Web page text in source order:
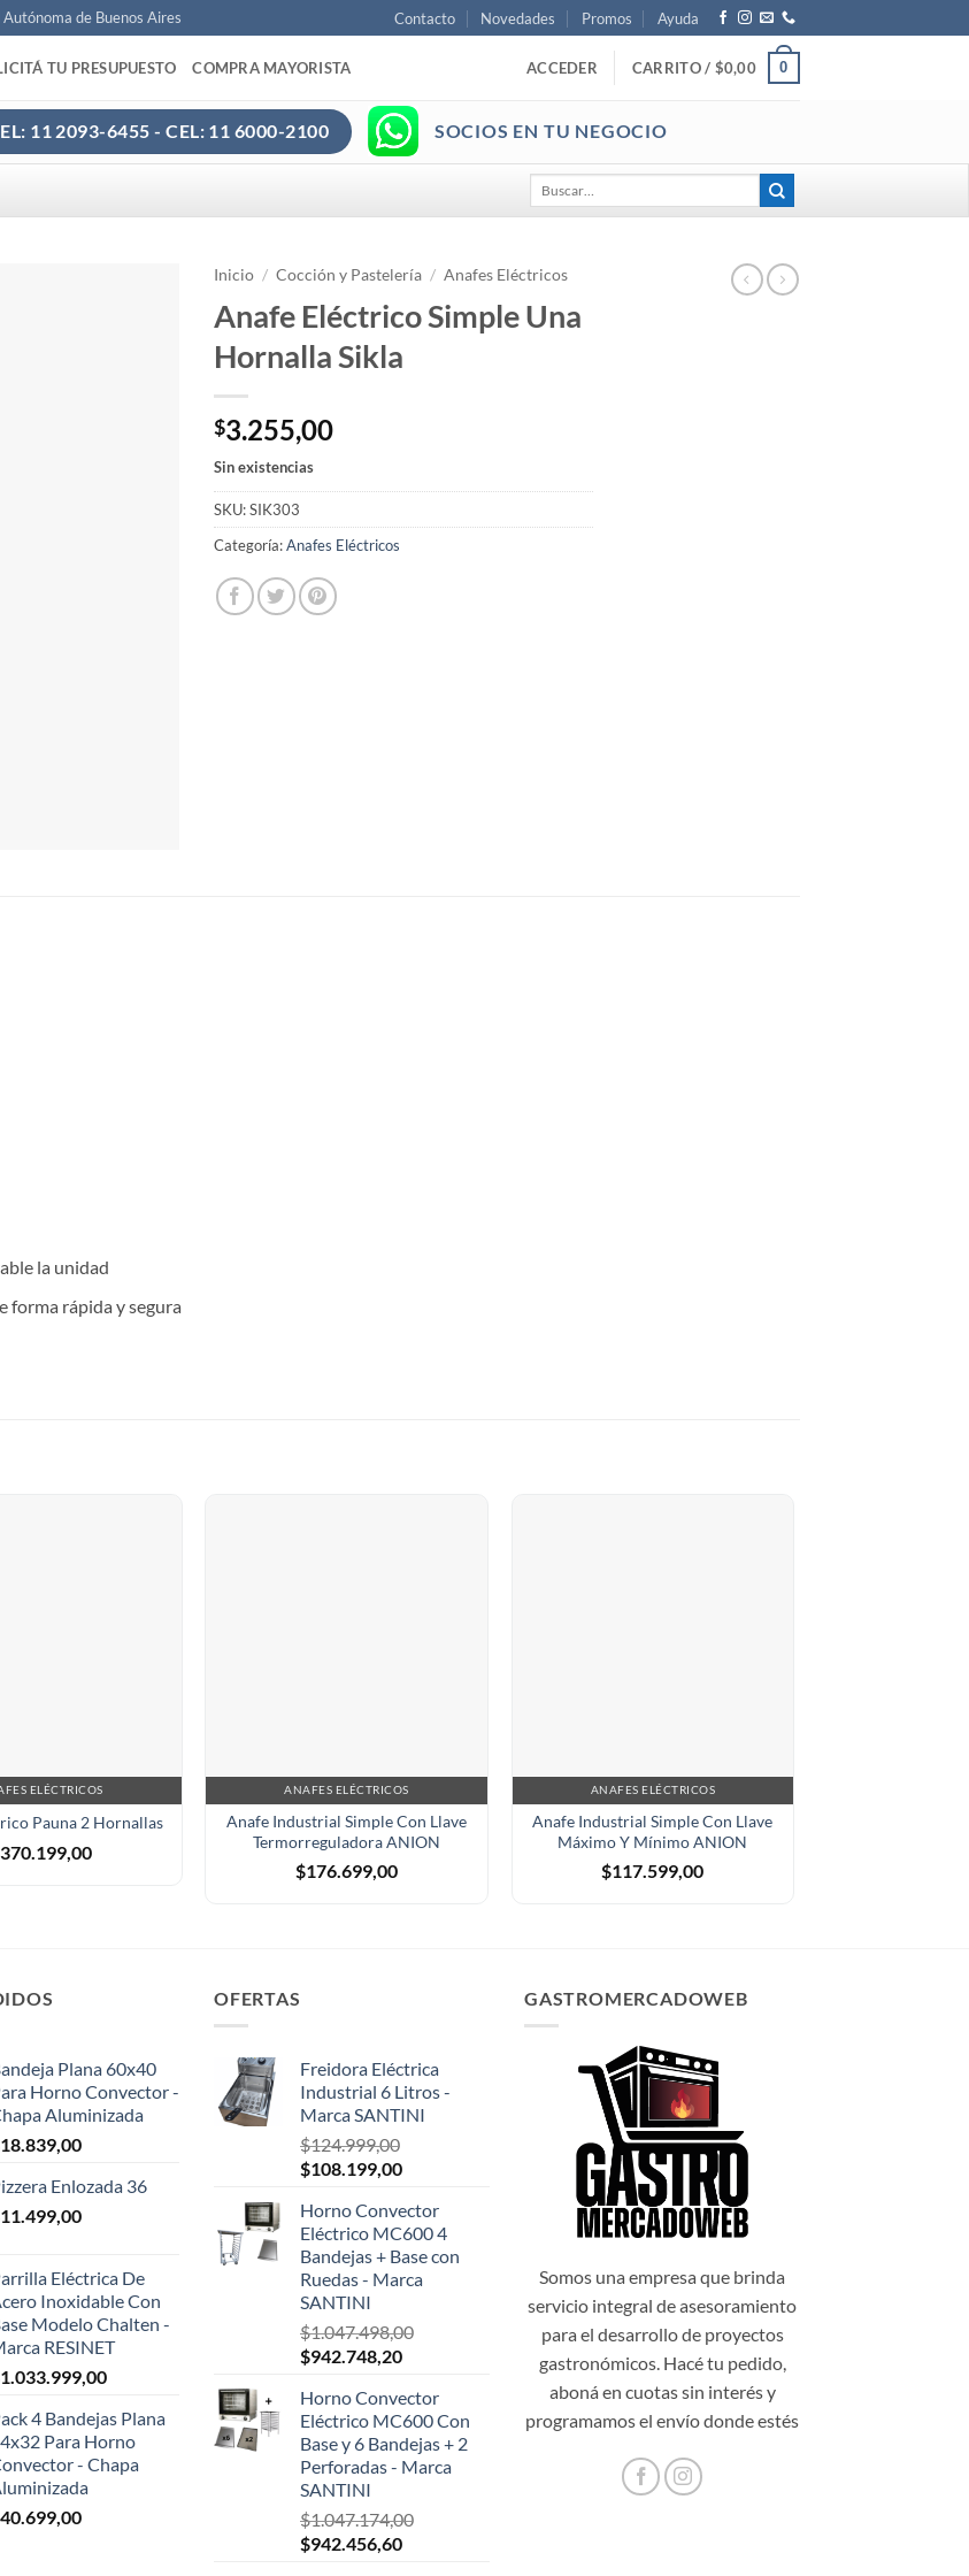
Autónoma de Buenos Aires Contacto Novedades Promos Ayuda
TU PRESUPUESTO COMPRA MAYORISTA ACCEDER CARRITO / $0,00 0
11 2093-6455 - CEL: 11 6000-2100 SOCIOS EN TU NEGOCIO
por:
Inicio / Cocción y Pastelería / Anafes Eléctricos
Anafe Eléctrico Simple Una
Hornalla Sikla
$3.255,00
Sin existencias
SKU:SIK303
Categoría:Anafes Eléctricos
la unidad
forma rápida y segura
ELÉCTRICOS
Pauna 2 Hornallas
370.199,00
ANAFES ELÉCTRICOS
Anafe Industrial Simple Con Llave
Termorreguladora ANION
$176.699,00
ANAFES ELÉCTRICOS
Anafe Industrial Simple Con Llave
Máximo Y Mínimo ANION
$117.599,00
Plana 60x40
Horno Convector -
Aluminizada
18.839,00
Enlozada 36
11.499,00
Eléctrica De
Inoxidable Con
Modelo Chalten -
RESINET
1.033.999,00
4 Bandejas Plana
Para Horno
- Chapa
40.699,00
OFERTAS
Freidora Eléctrica
Industrial 6 Litros -
Marca SANTINI
$124.999,00
El
original
era:
$124.999,00.
$108.199,00El
actual
es:
$108.199,00.
Horno Convector
Eléctrico MC600 4
Bandejas + Base con
Ruedas - Marca
SANTINI
$1.047.498,00
El
original
era:
$1.047.498,00.
$942.748,20El
actual
es:
$942.748,20.
Horno Convector
Eléctrico MC600 Con
Base y 6 Bandejas + 2
Perforadas - Marca
SANTINI
$1.047.174,00
El
$942.456,60El
GASTROMERCADOWEB
Somos una empresa que brinda
servicio integral de asesoramiento
para el desarrollo de proyectos
gastronómicos. Hacé tu pedido,
aboná en cuotas sin interés y
programamos el envío donde estés